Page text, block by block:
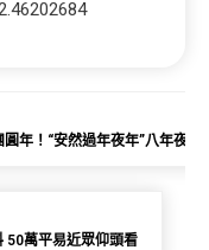
年！“安然過年夜年”八年夜主
50萬平易近眾仰頭看